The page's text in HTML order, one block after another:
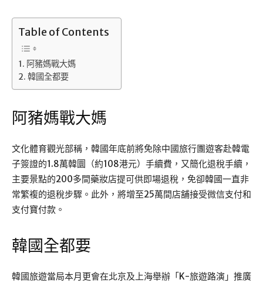
Table of Contents
阿豬媽戰大媽
韓國全都要
阿豬媽戰大媽
文化體育觀光部稱，韓國年底前將免除中國旅行團遊客赴韓電
子簽證的1.8萬韓圜（約108港元）手續費，又簡化退稅手續，
主要景點的200多間藥妝店提可供即場退稅，免卻韓國一直非
常繁複的退稅步驟。此外，將增至25萬間店舖接受微信支付和
支付寶付款。
韓國全都要
韓國旅遊當局本月更會在北京及上海舉辦「K-旅遊路演」推廣